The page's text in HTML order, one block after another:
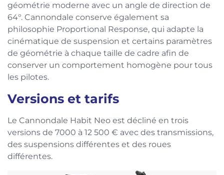
géométrie moderne avec un angle de direction de
64°. Cannondale conserve également sa
philosophie Proportional Response, qui adapte la
cinématique de suspension et certains paramètres
de géométrie à chaque taille de cadre afin de
conserver un comportement homogène pour tous
les pilotes.
Versions et tarifs
Le Cannondale Habit Neo est décliné en trois
versions de 7000 à 12 500 € avec des transmissions,
des suspensions différentes et des roues
différentes.